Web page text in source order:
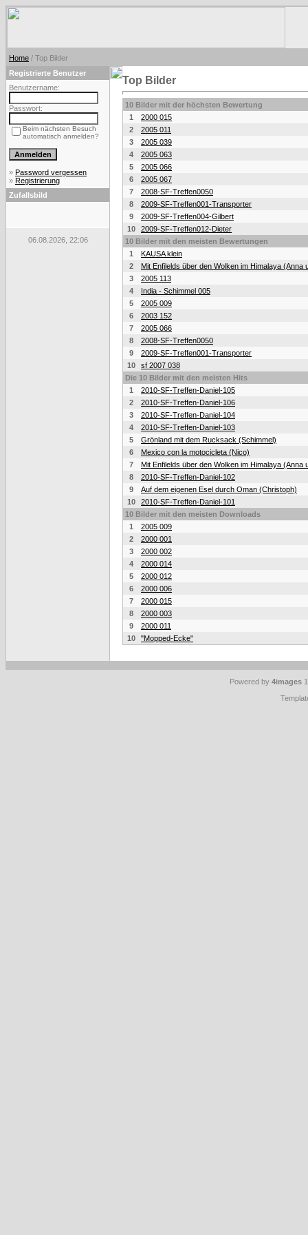
Home / Top Bilder
Registrierte Benutzer
Benutzername:
Passwort:
Beim nächsten Besuch
automatisch anmelden?
» Password vergessen
» Registrierung
Zufallsbild
06.08.2026, 22:06
Top Bilder
10 Bilder mit der höchsten Bewertung
1
2000 015
2
2005 011
3
2005 039
4
2005 063
5
2005 066
6
2005 067
7
2008-SF-Treffen0050
8
2009-SF-Treffen001-Transporter
9
2009-SF-Treffen004-Gilbert
10
2009-SF-Treffen012-Dieter
10 Bilder mit den meisten Bewertungen
1
KAUSA klein
2
Mit Enfilelds über den Wolken im Himalaya (Anna
3
2005 113
4
India - Schimmel 005
5
2005 009
6
2003 152
7
2005 066
8
2008-SF-Treffen0050
9
2009-SF-Treffen001-Transporter
10
sf 2007 038
Die 10 Bilder mit den meisten Hits
1
2010-SF-Treffen-Daniel-105
2
2010-SF-Treffen-Daniel-106
3
2010-SF-Treffen-Daniel-104
4
2010-SF-Treffen-Daniel-103
5
Grönland mit dem Rucksack (Schimmel)
6
Mexico con la motocicleta (Nico)
7
Mit Enfilelds über den Wolken im Himalaya (Anna
8
2010-SF-Treffen-Daniel-102
9
Auf dem eigenen Esel durch Oman (Christoph)
10
2010-SF-Treffen-Daniel-101
10 Bilder mit den meisten Downloads
1
2005 009
2
2000 001
3
2000 002
4
2000 014
5
2000 012
6
2000 006
7
2000 015
8
2000 003
9
2000 011
10
"Mopped-Ecke"
Powered by 4images